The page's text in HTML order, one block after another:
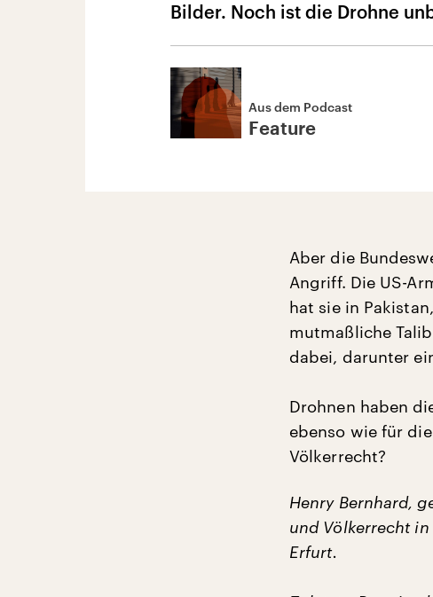
Bilder. Noch ist die Drohne
Aus dem Podcast
Feature
Aber die
Angriff. Die US-
hat sie in
mutmaßliche
dabei, darunter
Drohnen haben
ebenso wie für
Völkerrecht?
Henry Bernhard,
und Völkerrecht
Erfurt.